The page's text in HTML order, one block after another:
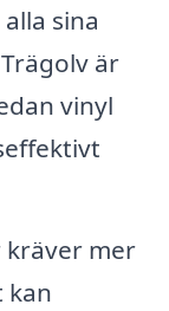
sina
är
vinyl
mer
kan